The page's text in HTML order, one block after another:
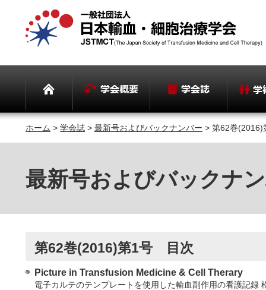
ホーム > 学会誌 > 最新号およびバックナンバー > 第62巻
最新号およびバックナ
第62巻(2016)第1号 目次
Picture in Transfusion Medicine & Cell Therary
電子カルテのテンプレートを使用した輸血副作用の看護